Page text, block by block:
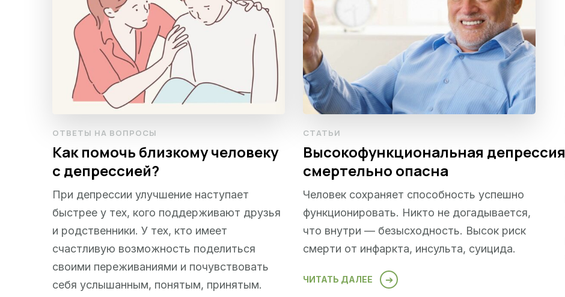
ОТВЕТЫ НА ВОПРОСЫ
Как помочь близкому человеку
с депрессией?
При депрессии улучшение наступает
быстрее у тех, кого поддерживают друзья
и родственники. У тех, кто имеет
счастливую возможность поделиться
своими переживаниями и почувствовать
себя услышанным, понятым, принятым.
СТАТЬИ
Высокофункциональная депрессия
смертельно опасна
Человек сохраняет способность успешно
функционировать. Никто не догадывается,
что внутри — безысходность. Высок риск
смерти от инфаркта, инсульта, суицида.
ЧИТАТЬ ДАЛЕЕ